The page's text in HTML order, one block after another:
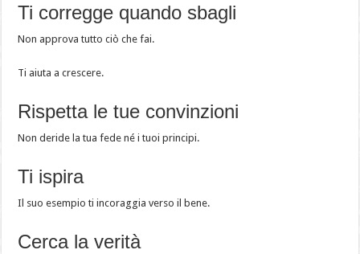
Ti corregge quando sbagli
Non approva tutto ciò che fai.
Ti aiuta a crescere.
Rispetta le tue convinzioni
Non deride la tua fede né i tuoi principi.
Ti ispira
Il suo esempio ti incoraggia verso il bene.
Cerca la verità